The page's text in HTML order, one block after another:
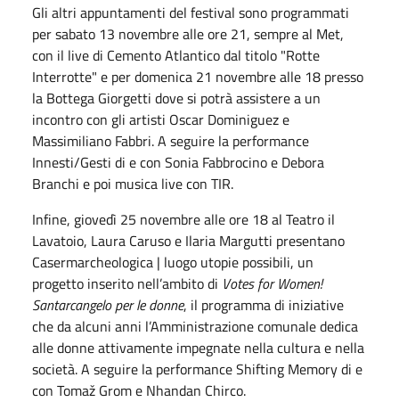
Gli altri appuntamenti del festival sono programmati
per sabato 13 novembre alle ore 21, sempre al Met,
con il live di Cemento Atlantico dal titolo "Rotte
Interrotte" e per domenica 21 novembre alle 18 presso
la Bottega Giorgetti dove si potrà assistere a un
incontro con gli artisti Oscar Dominiguez e
Massimiliano Fabbri. A seguire la performance
Innesti/Gesti di e con Sonia Fabbrocino e Debora
Branchi e poi musica live con TIR.
Infine, giovedì 25 novembre alle ore 18 al Teatro il
Lavatoio, Laura Caruso e Ilaria Margutti presentano
Casermarcheologica | luogo utopie possibili, un
progetto inserito nell’ambito di Votes for Women!
Santarcangelo per le donne, il programma di iniziative
che da alcuni anni l’Amministrazione comunale dedica
alle donne attivamente impegnate nella cultura e nella
società. A seguire la performance Shifting Memory di e
con Tomaž Grom e Nhandan Chirco.